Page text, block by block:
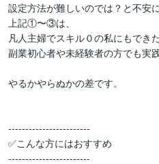
設定方法が難しいのでは？と不安
上記①〜③は、
凡人主婦でスキル０の私にもでき
副業初心者や未経験者の方でも実
やるかやらぬかの差です。
------------------------
✅こんな方にはおすすめ
------------------------